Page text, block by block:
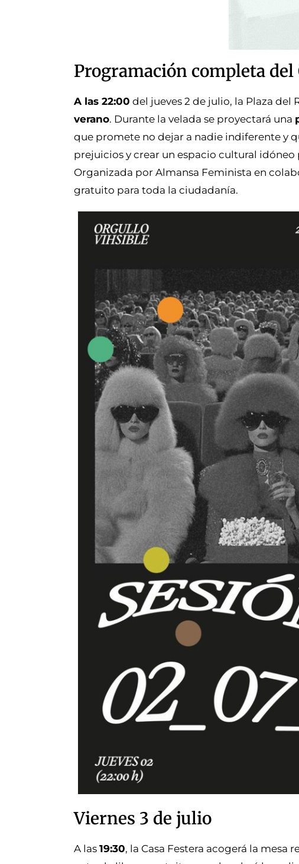
Programación completa del
A las 22:00 del jueves 2 de julio, la Plaza del
verano. Durante la velada se proyectará una
que promete no dejar a nadie indiferente y
prejuicios y crear un espacio cultural
Organizada por Almansa Feminista en
gratuito para toda la ciudadanía.
Viernes 3 de julio
A las 19:30, la Casa Festera acogerá la mesa